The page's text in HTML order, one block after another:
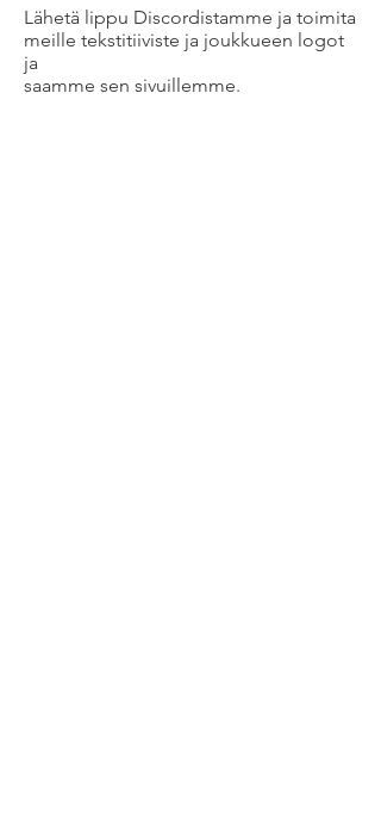
Lähetä lippu Discordistamme ja toimita
meille tekstitiiviste ja joukkueen logot
ja
saamme sen sivuillemme.